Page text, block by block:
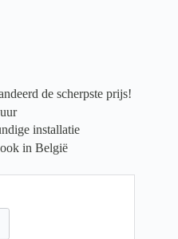
de scherpste prijs!
installatie
in België